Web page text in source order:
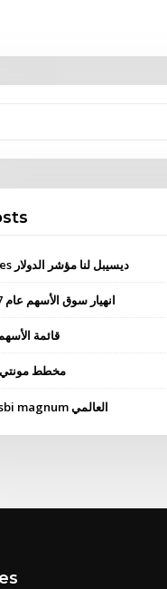
Powershares ديسيبل لنا مؤشر الدولار
انهيار سوق الأسهم عام 1987 أستراليا
قائمة
مخطط مونتي
سعر صندوق sbi magnum العالمي